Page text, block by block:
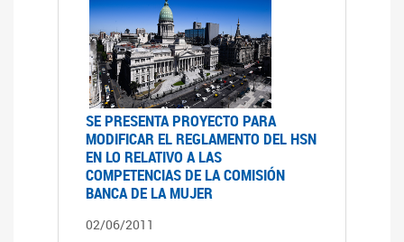
SE PRESENTA PROYECTO PARA
MODIFICAR EL REGLAMENTO DEL HSN
EN LO RELATIVO A LAS
COMPETENCIAS DE LA COMISIÓN
BANCA DE LA MUJER
02/06/2011